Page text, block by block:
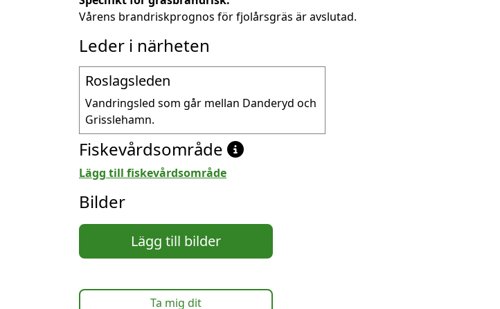
Vårens brandriskprognos för fjolårsgräs är avslutad.
Leder i närheten
Roslagsleden
Vandringsled som går mellan Danderyd och
Grisslehamn.
Fiskevårdsområde
Lägg till fiskevårdsområde
Bilder
Lägg till bilder
Ta mig dit